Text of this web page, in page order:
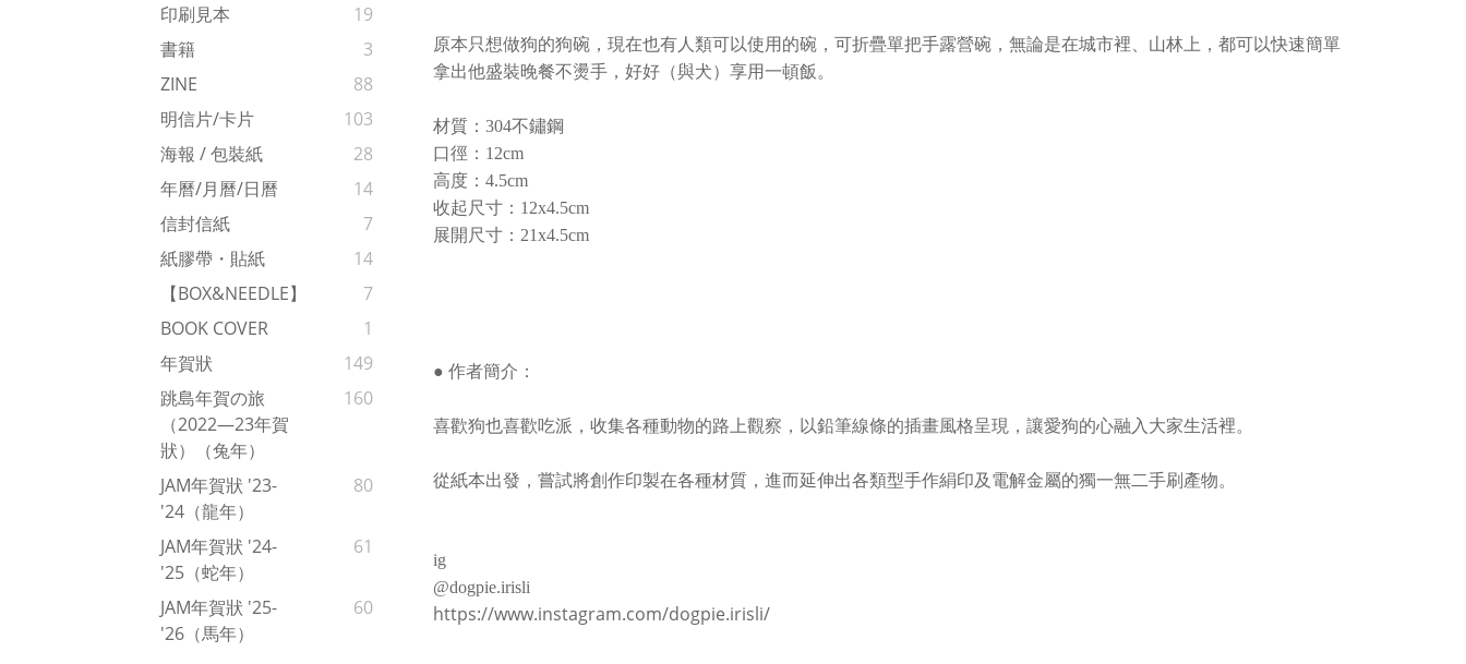
印刷見本
19
書籍
3
ZINE
88
明信片/卡片
103
海報 / 包裝紙
28
年曆/月曆/日曆
14
信封信紙
7
紙膠帶・貼紙
14
【BOX&NEEDLE】
7
BOOK COVER
1
年賀狀
149
跳島年賀の旅
（2022—23年賀
狀）（兔年）
160
JAM年賀狀 '23-
'24（龍年）
80
JAM年賀狀 '24-
'25（蛇年）
61
JAM年賀狀 '25-
'26（馬年）
60
原本只想做狗的狗碗，現在也有人類可以使用的碗，可折疊單把手露營碗，無論是在城市裡、山林上，都可以快速簡單
拿出他盛裝晚餐不燙手，好好（與犬）享用一頓飯。
材質：304不鏽鋼
口徑：12cm
高度：4.5cm
收起尺寸：12x4.5cm
展開尺寸：21x4.5cm
● 作者簡介：
喜歡狗也喜歡吃派，收集各種動物的路上觀察，以鉛筆線條的插畫風格呈現，讓愛狗的心融入大家生活裡。
從紙本出發，嘗試將創作印製在各種材質，進而延伸出各類型手作絹印及電解金屬的獨一無二手刷產物。
ig
@dogpie.irisli
https://www.instagram.com/dogpie.irisli/